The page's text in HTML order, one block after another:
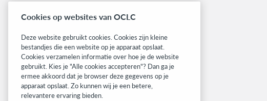
Informatie over releases
Related sites
OCLC.org
BibFormats
Community
Cookies op websites van OCLC
Deze website gebruikt cookies. Cookies zijn kleine
bestandjes die een website op je apparaat opslaat.
Cookies verzamelen informatie over hoe je de website
gebruikt. Kies je "Alle cookies accepteren"? Dan ga je
ermee akkoord dat je browser deze gegevens op je
apparaat opslaat. Zo kunnen wij je een betere,
relevantere ervaring bieden.